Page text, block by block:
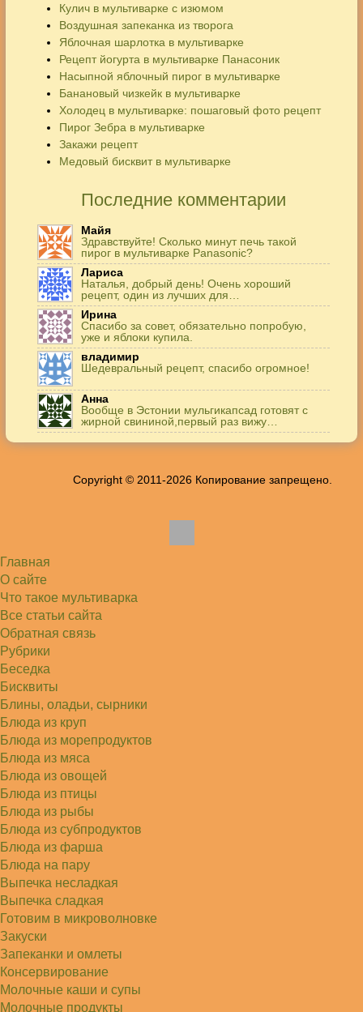
Кулич в мультиварке с изюмом
Воздушная запеканка из творога
Яблочная шарлотка в мультиварке
Рецепт йогурта в мультиварке Панасоник
Насыпной яблочный пирог в мультиварке
Банановый чизкейк в мультиварке
Холодец в мультиварке: пошаговый фото рецепт
Пирог Зебра в мультиварке
Закажи рецепт
Медовый бисквит в мультиварке
Последние комментарии
Майя
Здравствуйте! Сколько минут печь такой
пирог в мультиварке Panasonic?
Лариса
Наталья, добрый день! Очень хороший
рецепт, один из лучших для…
Ирина
Спасибо за совет, обязательно попробую,
уже и яблоки купила.
владимир
Шедевральный рецепт, спасибо огромное!
Анна
Вообще в Эстонии мульгикапсад готовят с
жирной свининой,первый раз вижу…
Игорь
Жанна
и сырую курочку, и…
Света
Советую простой рецепт как готовили наши
бабушки, на 5 минут…
Copyright © 2011-2026 Копирование запрещено.
Главная
О сайте
Что такое мультиварка
Все статьи сайта
Обратная связь
Рубрики
Беседка
Бисквиты
Блины, оладьи, сырники
Блюда из круп
Блюда из морепродуктов
Блюда из мяса
Блюда из овощей
Блюда из птицы
Блюда из рыбы
Блюда из субпродуктов
Блюда из фарша
Блюда на пару
Выпечка несладкая
Выпечка сладкая
Готовим в микроволновке
Закуски
Запеканки и омлеты
Консервирование
Молочные каши и супы
Молочные продукты